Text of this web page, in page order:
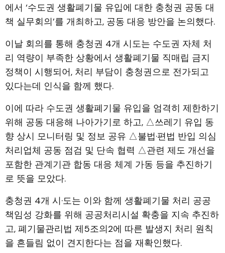
에서 ‘수도권 생활폐기물 유입에 대한 충청권 공동 대
책 실무회의’를 개최하고, 공동 대응 방안을 논의했다.
이날 회의를 통해 충청권 4개 시도는 수도권 자체 처
리 역량이 부족한 상황에서 생활폐기물 직매립 금지
정책이 시행되어, 처리 부담이 충청권으로 전가되고
있다는데 인식을 함께 했다.
이에 따라 수도권 생활폐기물 유입을 엄격히 제한하기
위해 공동 대응해 나아가기로 하고, △쓰레기 유입 동
향 상시 모니터링 및 정보 공유 △불법·편법 반입 의심
처리업체 공동 점검 및 단속 협력 △관련 제도 개선을
포함한 관계기관 합동 대응 체계 가동 등을 추진하기
로 뜻을 모았다.
충청권 4개 시·도는 이와 함께 생활폐기물 처리 공공
책임성 강화를 위해 공공처리시설 확충을 지속 추진하
고, 폐기물관리법 제5조의2에 따른 발생지 처리 원칙
을 흔들림 없이 견지한다는 점을 재확인했다.